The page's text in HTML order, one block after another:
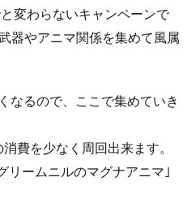
変わらないキャンペーンで
器やアニマ関係を集めて風属
なるので、ここで集めていき
費を少なく周回出来ます。
リームニルのマグナアニマ｣